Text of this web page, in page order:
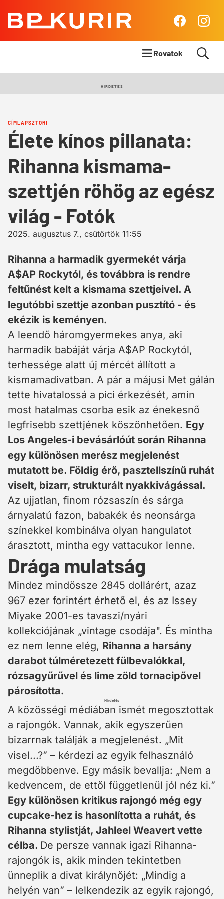
Body & Mind
Queens Blog
Rovatok
HIRDETÉS
CÍMLAPSZTORI
Élete kínos pillanata:
Rihanna kismama-
szettjén röhög az egész
világ - Fotók
2025. augusztus 7., csütörtök 11:55
Rihanna a harmadik gyermekét várja
A$AP Rockytól, és továbbra is rendre
feltűnést kelt a kismama szettjeivel. A
legutóbbi szettje azonban pusztító - és
ekézik is keményen.
A leendő háromgyermekes anya, aki
harmadik babáját várja A$AP Rockytól,
terhessége alatt új mércét állított a
kismamadivatban. A pár a májusi Met gálán
tette hivatalossá a pici érkezését, amin
most hatalmas csorba esik az énekesnő
legfrisebb szettjének köszönhetően. Egy
Los Angeles-i bevásárlóút során Rihanna
egy különösen merész megjelenést
mutatott be. Földig érő, pasztellszínű ruhát
viselt, bizarr, strukturált nyakkivágással.
Az ujjatlan, finom rózsaszín és sárga
árnyalatú fazon, babakék és neonsárga
színekkel kombinálva olyan hangulatot
árasztott, mintha egy vattacukor lenne.
Drága mulatság
Mindez mindössze 2845 dollárért, azaz
967 ezer forintért érhető el, és az Issey
Miyake 2001-es tavaszi/nyári
kollekciójának „vintage csodája". És mintha
ez nem lenne elég, Rihanna a harsány
darabot túlméretezett fülbevalókkal,
rózsagyűrűvel és lime zöld tornacipővel
párosította.
Hirdetés
A közösségi médiában ismét megosztottak
a rajongók. Vannak, akik egyszerűen
bizarrnak találják a megjelenést. „Mit
visel...?” – kérdezi az egyik felhasználó
megdöbbenve. Egy másik bevallja: „Nem a
kedvencem, de ettől függetlenül jól néz ki.”
Egy különösen kritikus rajongó még egy
cupcake-hez is hasonlította a ruhát, és
Rihanna stylistját, Jahleel Weavert vette
célba. De persze vannak igazi Rihanna-
rajongók is, akik minden tekintetben
ünneplik a divat királynőjét: „Mindig a
helyén van” – lelkendezik az egyik rajongó,